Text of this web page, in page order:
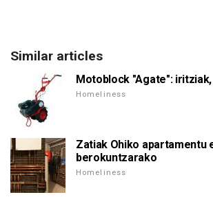
Similar articles
Motoblock "Agate":
Homeliness
Zatiak Ohiko apartamentu
berokuntzarako
Homeliness